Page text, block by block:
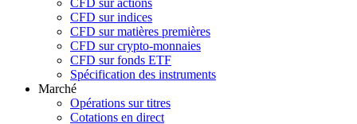
CFD sur indices
CFD sur matières premières
CFD sur crypto-monnaies
CFD sur fonds ETF
Spécification des instruments
Marché
Opérations sur titres
Cotations en direct